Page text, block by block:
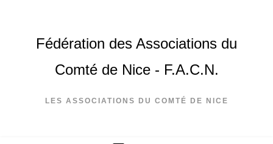
Fédération des Associations du
Comté de Nice - F.A.C.N.
LES ASSOCIATIONS DU COMTÉ DE NICE